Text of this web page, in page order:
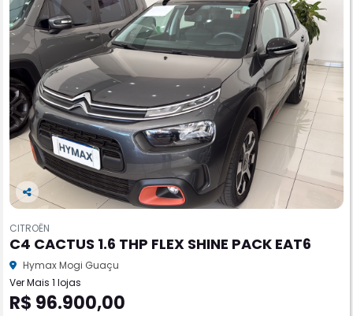
Co
pa
rtil
he
CITROËN
C4 CACTUS 1.6 THP FLEX SHINE PACK EAT6
Hymax Mogi Guaçu
Ver Mais 1 lojas
R$ 96.900,00